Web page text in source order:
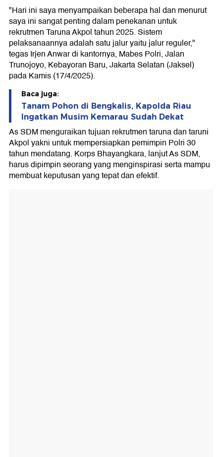
"Hari ini saya menyampaikan beberapa hal dan menurut
saya ini sangat penting dalam penekanan untuk
rekrutmen Taruna Akpol tahun 2025. Sistem
pelaksanaannya adalah satu jalur yaitu jalur reguler,"
tegas Irjen Anwar di kantornya, Mabes Polri, Jalan
Trunojoyo, Kebayoran Baru, Jakarta Selatan (Jaksel)
pada Kamis (17/4/2025).
Baca juga:
Tanam Pohon di Bengkalis, Kapolda Riau
Ingatkan Musim Kemarau Sudah Dekat
As SDM menguraikan tujuan rekrutmen taruna dan taruni
Akpol yakni untuk mempersiapkan pemimpin Polri 30
tahun mendatang. Korps Bhayangkara, lanjut As SDM,
harus dipimpin seorang yang menginspirasi serta mampu
membuat keputusan yang tepat dan efektif.